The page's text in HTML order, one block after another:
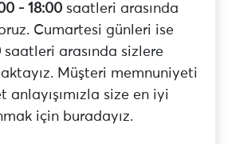
- 18:00 saatleri arasında
Cumartesi günleri ise
saatleri arasında sizlere
Müşteri memnuniyeti
anlayışımızla size en iyi
için buradayız.